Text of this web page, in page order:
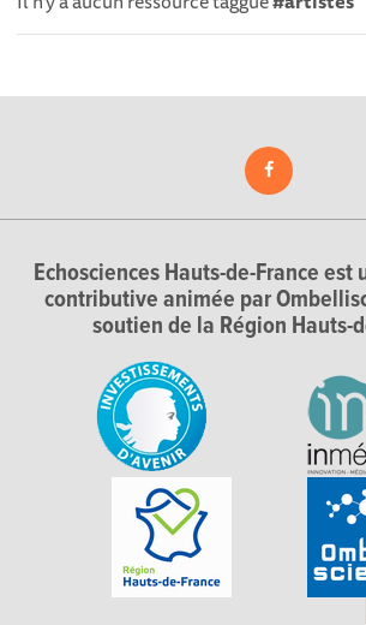
Echosciences Hauts-de-France
contributive animée par
soutien de la Région Hauts-